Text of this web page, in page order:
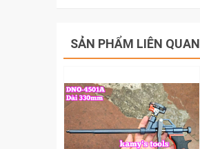
SẢN PHẨM LIÊN QUAN